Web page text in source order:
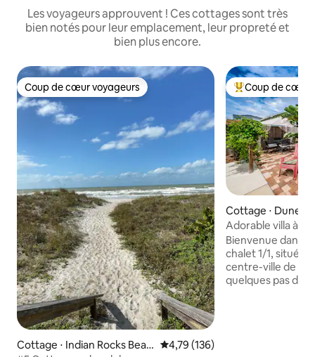
Les voyageurs approuvent ! Ces cottages sont très
bien notés pour leur emplacement, leur propreté et
bien plus encore.
Coup de cœur voyageurs
Coup de cœur voyageurs
Cottage ⋅ Indian Rocks Beac
Évaluation moyenne sur la
4,79 (136)
Coups de cœur
Coup de cœur
Cottage ⋅
Adorable villa à 1
Dunedin
Bienvenue dans
chalet 1/1, située
centre-ville de
quelques pas de